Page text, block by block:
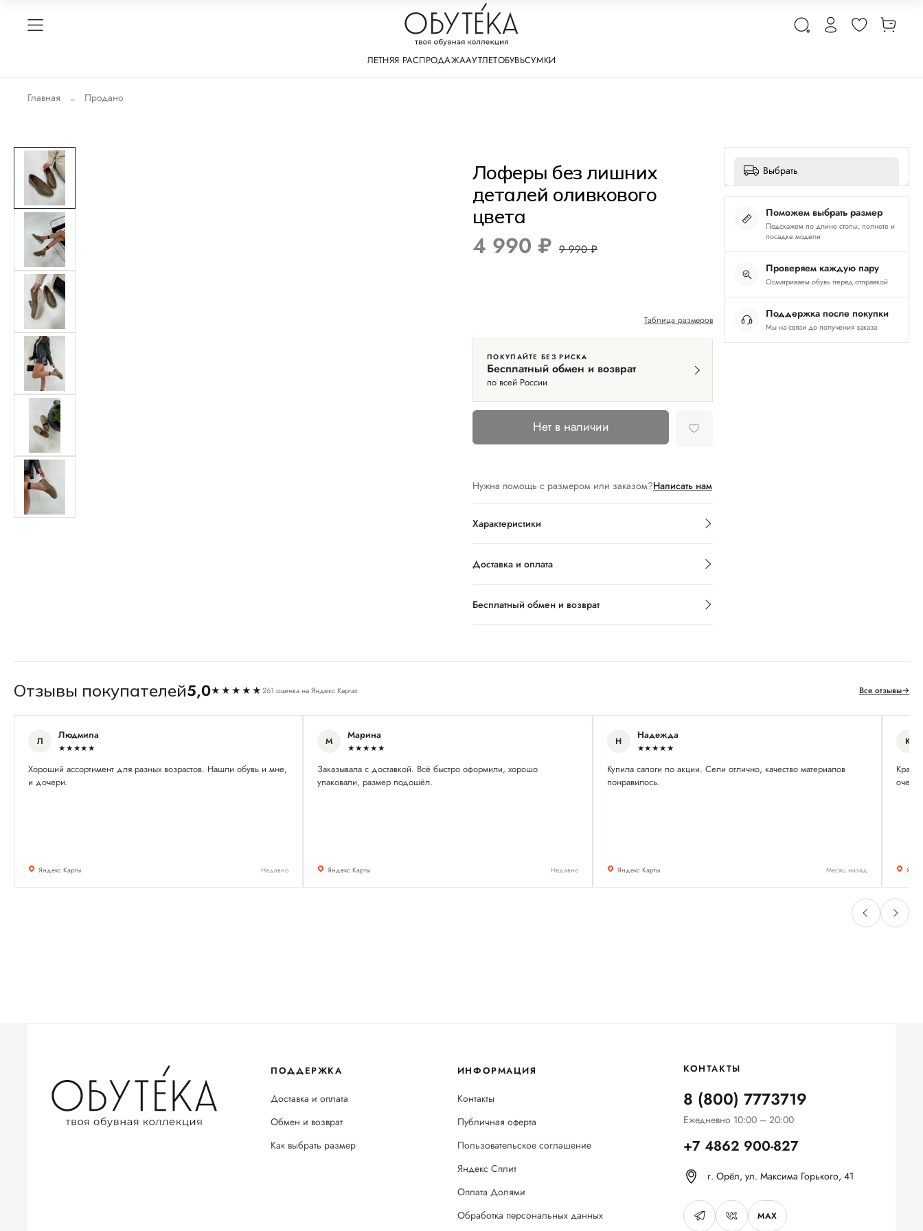
ЛЕТНЯЯ РАСПРОДАЖААУТЛЕТОБУВЬСУМКИ
Главная Продано
Лоферы без лишних
деталей оливкового
цвета
4 990 ₽ 9 990 ₽
Таблица размеров
ПОКУПАЙТЕ БЕЗ РИСКА
Бесплатный обмен и возврат
по всей России
Нет в наличии
Нужна помощь с размером или заказом?Написать нам
Характеристики
Доставка и оплата
Бесплатный обмен и возврат
Выбрать
Поможем выбрать размер
Подскажем по длине стопы, полноте и
посадке модели
Проверяем каждую пару
Осматриваем обувь перед отправкой
Поддержка после покупки
Мы на связи до получения заказа
Отзывы покупателей5,0★★★★★261 оценка на Яндекс Картах Все отзывы→
Л Людмила
★★★★★
Хороший ассортимент для разных возрастов. Нашли обувь и мне,
и дочери.
Яндекс Карты Недавно
М Марина
★★★★★
Заказывала с доставкой. Всё быстро оформили, хорошо
упаковали, размер подошёл.
Яндекс Карты Недавно
Н Надежда
★★★★★
Купила сапоги по акции. Сели отлично, качество материалов
понравилось.
Яндекс Карты Месяц назад
К
ПОДДЕРЖКА
Доставка и оплата
Обмен и возврат
Как выбрать размер
ИНФОРМАЦИЯ
Контакты
Публичная оферта
Пользовательское соглашение
Яндекс Сплит
Оплата Долями
Обработка персональных данных
КОНТАКТЫ
8 (800) 7773719
Ежедневно 10:00 – 20:00
+7 4862 900-827
г. Орёл, ул. Максима Горького, 41
MAX